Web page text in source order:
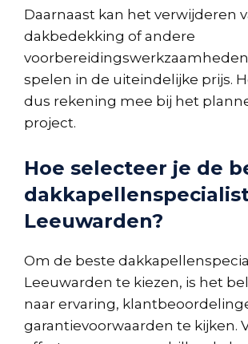
Daarnaast kan het verwijderen
dakbedekking of andere
voorbereidingswerkzaamheden
spelen in de uiteindelijke prijs.
dus rekening mee bij het
project.
Hoe selecteer je de
Leeuwarden?
Om de beste
Leeuwarden te kiezen, is het
naar ervaring,
garantievoorwaarden te kijken.